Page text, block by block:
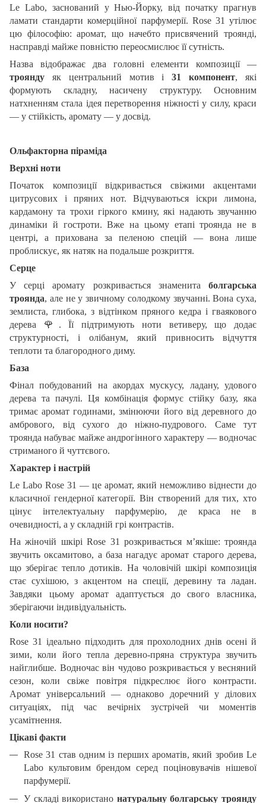
Le Labo, заснований у Нью-Йорку, від початку прагнув
ламати стандарти комерційної парфумерії. Rose 31 утілює
цю філософію: аромат, що начебто присвячений троянді,
насправді майже повністю переосмислює її сутність.
Назва відображає два головні елементи композиції —
троянду як центральний мотив і31 компонент, які
формують складну, насичену структуру. Основним
натхненням стала ідея перетворення ніжності у силу, краси
— у стійкість, аромату — у досвід.
Ольфакторна піраміда
Верхні ноти
Початок композиції відкривається свіжими акцентами
цитрусових і пряних нот. Відчуваються іскри лимона,
кардамону та трохи гіркого кмину, які надають звучанню
динаміки й гостроти. Вже на цьому етапі троянда не в
центрі, а прихована за пеленою спецій — вона лише
проблискує, як натяк на подальше розкриття.
Серце
У серці аромату розкривається знаменита болгарська
троянда, але не у звичному солодкому звучанні. Вона суха,
землиста, глибока, з відтінком пряного кедра і гваякового
дерева 🌹 . Її підтримують ноти ветиверу, що додає
структурності, і олібанум, який привносить відчуття
теплоти та благородного диму.
База
Фінал побудований на акордах мускусу, ладану, удового
дерева та пачулі. Ця комбінація формує стійку базу, яка
тримає аромат годинами, змінюючи його від деревного до
амбрового, від сухого до ніжно-пудрового. Саме тут
троянда набуває майже андрогінного характеру — водночас
стриманого й чуттєвого.
Характер і настрій
Le Labo Rose 31 — це аромат, який неможливо віднести до
класичної гендерної категорії. Він створений для тих, хто
цінує інтелектуальну парфумерію, де краса не в
очевидності, а у складній грі контрастів.
На жіночій шкірі Rose 31 розкривається м’якіше: троянда
звучить оксамитово, а база нагадує аромат старого дерева,
що зберігає тепло дотиків. На чоловічій шкірі композиція
стає сухішою, з акцентом на спеції, деревину та ладан.
Завдяки цьому аромат адаптується до свого власника,
зберігаючи індивідуальність.
Коли носити?
Rose 31 ідеально підходить для прохолодних днів осені й
зими, коли його тепла деревно-пряна структура звучить
найглибше. Водночас він чудово розкривається у весняний
сезон, коли свіже повітря підкреслює його контрасти.
Аромат універсальний — однаково доречний у ділових
ситуаціях, під час вечірніх зустрічей чи моментів
усамітнення.
Цікаві факти
Rose 31 став одним із перших ароматів, який зробив Le
Labo культовим брендом серед поціновувачів нішевої
парфумерії.
У складі використано натуральну болгарську троянду